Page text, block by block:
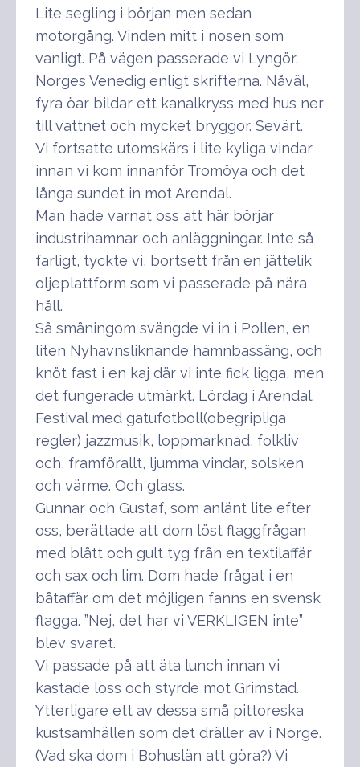
Lite segling i början men sedan
motorgång. Vinden mitt i nosen som
vanligt. På vägen passerade vi Lyngör,
Norges Venedig enligt skrifterna. Nåväl,
fyra öar bildar ett kanalkryss med hus ner
till vattnet och mycket bryggor. Sevärt.
Vi fortsatte utomskärs i lite kyliga vindar
innan vi kom innanför Tromöya och det
långa sundet in mot Arendal.
Man hade varnat oss att här börjar
industrihamnar och anläggningar. Inte så
farligt, tyckte vi, bortsett från en jättelik
oljeplattform som vi passerade på nära
håll.
Så småningom svängde vi in i Pollen, en
liten Nyhavnsliknande hamnbassäng, och
knöt fast i en kaj där vi inte fick ligga, men
det fungerade utmärkt. Lördag i Arendal.
Festival med gatufotboll(obegripliga
regler) jazzmusik, loppmarknad, folkliv
och, framförallt, ljumma vindar, solsken
och värme. Och glass.
Gunnar och Gustaf, som anlänt lite efter
oss, berättade att dom löst flaggfrågan
med blått och gult tyg från en textilaffär
och sax och lim. Dom hade frågat i en
båtaffär om det möjligen fanns en svensk
flagga. ”Nej, det har vi VERKLIGEN inte”
blev svaret.
Vi passade på att äta lunch innan vi
kastade loss och styrde mot Grimstad.
Ytterligare ett av dessa små pittoreska
kustsamhällen som det dräller av i Norge.
(Vad ska dom i Bohuslän att göra?) Vi